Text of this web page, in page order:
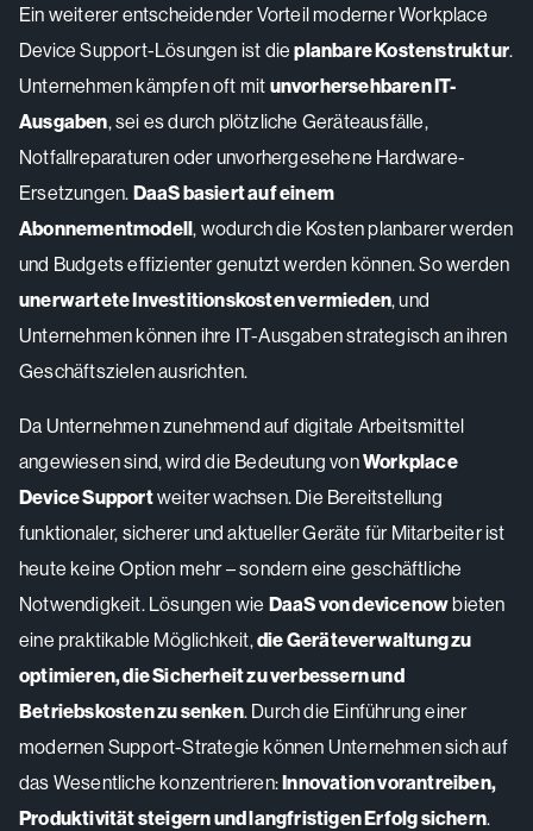
Ein weiterer entscheidender Vorteil moderner Workplace
Device Support-Lösungen ist dieplanbare Kostenstruktur.
Unternehmen kämpfen oft mit unvorhersehbaren IT-
Ausgaben, sei es durch plötzliche Geräteausfälle,
Notfallreparaturen oder unvorhergesehene Hardware-
Ersetzungen. DaaS basiert auf einem
Abonnementmodell, wodurch die Kosten planbarer werden
und Budgets effizienter genutzt werden können. So werden
unerwartete Investitionskosten vermieden, und
Unternehmen können ihre IT-Ausgaben strategisch an ihren
Geschäftszielen ausrichten.
Da Unternehmen zunehmend auf digitale Arbeitsmittel
angewiesen sind, wird die Bedeutung vonWorkplace
Device Supportweiter wachsen. Die Bereitstellung
funktionaler, sicherer und aktueller Geräte für Mitarbeiter ist
heute keine Option mehr – sondern eine geschäftliche
Notwendigkeit. Lösungen wie DaaS von devicenow bieten
eine praktikable Möglichkeit,die Geräteverwaltung zu
optimieren, die Sicherheit zu verbessern und
Betriebskosten zu senken. Durch die Einführung einer
modernen Support-Strategie können Unternehmen sich auf
das Wesentliche konzentrieren: Innovation vorantreiben,
Produktivität steigern und langfristigen Erfolg sichern.